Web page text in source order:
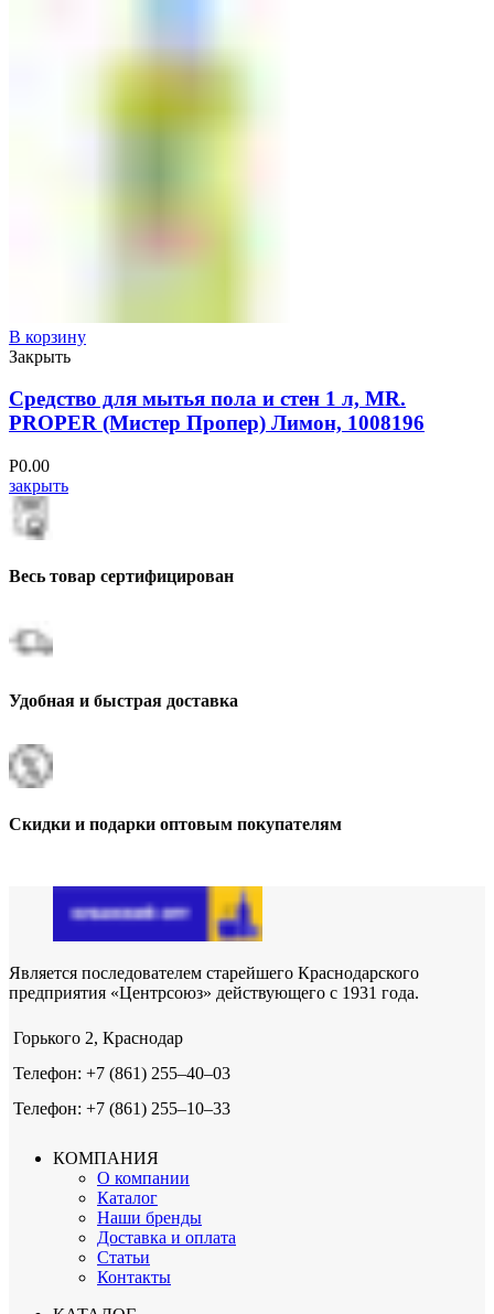
В корзину
Закрыть
Средство для мытья пола и стен 1 л, MR.
PROPER (Мистер Пропер) Лимон, 1008196
Р0.00
закрыть
Весь товар сертифицирован
Удобная и быстрая доставка
Скидки и подарки оптовым покупателям
Является последователем старейшего Краснодарского
предприятия «Центрсоюз» действующего с 1931 года.
Горького 2, Краснодар
Телефон: +7 (861) 255‒40‒03
Телефон: +7 (861) 255‒10‒33
КОМПАНИЯ
О компании
Каталог
Наши бренды
Доставка и оплата
Статьи
Контакты